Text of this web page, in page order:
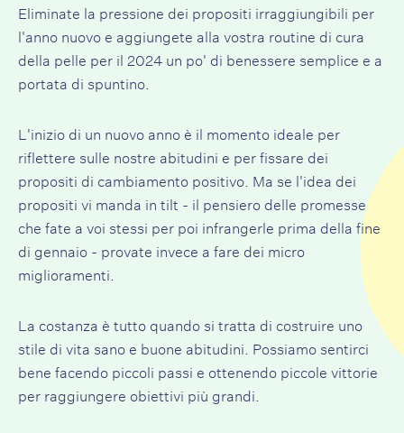
Eliminate la pressione dei propositi irraggiungibili per
l'anno nuovo e aggiungete alla vostra routine di cura
della pelle per il 2024 un po' di benessere semplice e a
portata di spuntino.
L'inizio di un nuovo anno è il momento ideale per
riflettere sulle nostre abitudini e per fissare dei
propositi di cambiamento positivo. Ma se l'idea dei
propositi vi manda in tilt - il pensiero delle promesse
che fate a voi stessi per poi infrangerle prima della fine
di gennaio - provate invece a fare dei micro
miglioramenti.
La costanza è tutto quando si tratta di costruire uno
stile di vita sano e buone abitudini. Possiamo sentirci
bene facendo piccoli passi e ottenendo piccole vittorie
per raggiungere obiettivi più grandi.